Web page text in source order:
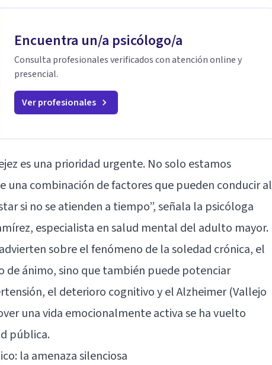
Encuentra un/a psicólogo/a
Consulta profesionales verificados con atención online y
presencial.
Ver profesionales
es una prioridad urgente. No solo estamos
una combinación de factores que pueden conducir al
si no se atienden a tiempo”, señala la psicóloga
especialista en salud mental del adulto mayor.
sobre el fenómeno de la soledad crónica, el
de ánimo, sino que también puede potenciar
el deterioro cognitivo y el Alzheimer (Vallejo
una vida emocionalmente activa se ha vuelto
pública.
la amenaza silenciosa